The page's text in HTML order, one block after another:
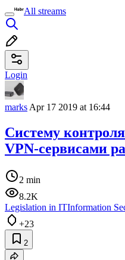
All streams
Login
marks Apr 17 2019 at 16:44
Систему
VPN-сервисами
2 min
8.2K
Legislation in ITInformation
+23
2